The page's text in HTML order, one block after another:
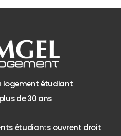
logement étudiant
de 30 ans
étudiants ouvrent droit